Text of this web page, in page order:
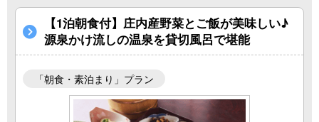
【1泊朝食付】庄内産野菜とご飯が美味しい♪
源泉かけ流しの温泉を貸切風呂で堪能
「朝食・素泊まり」プラン